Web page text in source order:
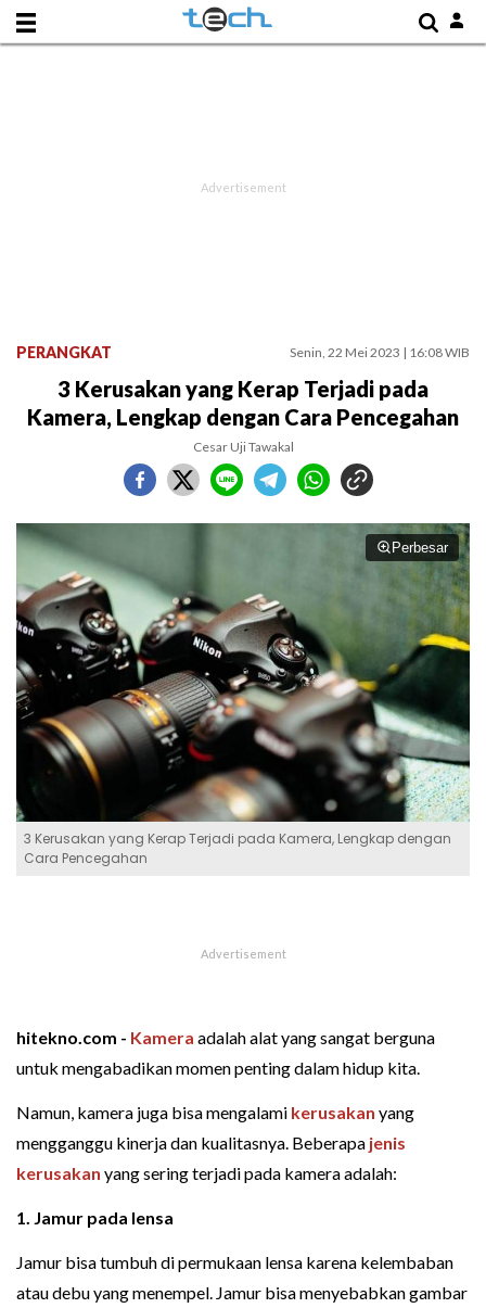
PERANGKAT Senin, 22 Mei 2023 | 16:08 WIB
3 Kerusakan yang Kerap Terjadi pada
Kamera, Lengkap dengan Cara Pencegahan
Cesar Uji Tawakal
Perbesar
3 Kerusakan yang Kerap Terjadi pada Kamera, Lengkap dengan
Cara Pencegahan
hitekno.com - Kamera adalah alat yang sangat berguna
untuk mengabadikan momen penting dalam hidup kita.
Namun, kamera juga bisa mengalami kerusakan yang
mengganggu kinerja dan kualitasnya. Beberapa jenis
kerusakan yang sering terjadi pada kamera adalah:
1. Jamur pada lensa
Jamur bisa tumbuh di permukaan lensa karena kelembaban
atau debu yang menempel. Jamur bisa menyebabkan gambar